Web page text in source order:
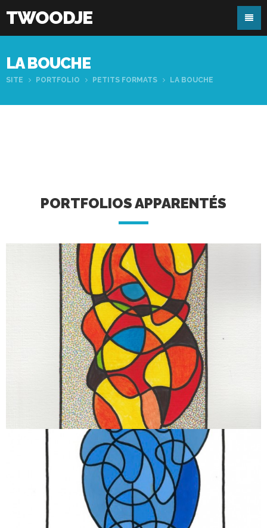
TWOODJE
LA BOUCHE
SITE PORTFOLIO PETITS FORMATS LA BOUCHE
PORTFOLIOS APPARENTÉS